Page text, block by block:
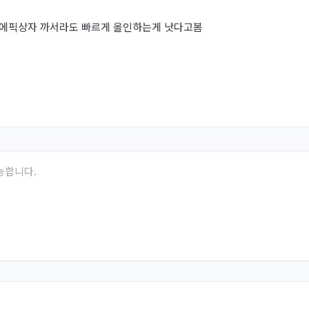
픽상자 까서라도 빠르게 올인하는게 낫다고봄
합니다.